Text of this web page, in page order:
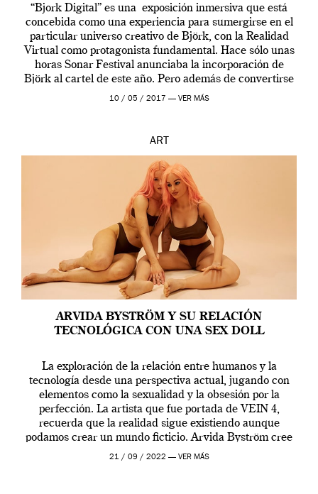
“Bjork Digital” es una exposición inmersiva que está
concebida como una experiencia para sumergirse en el
particular universo creativo de Björk, con la Realidad
Virtual como protagonista fundamental. Hace sólo unas
horas Sonar Festival anunciaba la incorporación de
Björk al cartel de este año. Pero además de convertirse
en una de las actuaciones más relevantes […]
10 / 05 / 2017 — VER MÁS
ART
ARVIDA BYSTRÖM Y SU RELACIÓN
TECNOLÓGICA CON UNA SEX DOLL
La exploración de la relación entre humanos y la
tecnología desde una perspectiva actual, jugando con
elementos como la sexualidad y la obsesión por la
perfección. La artista que fue portada de VEIN 4,
recuerda que la realidad sigue existiendo aunque
podamos crear un mundo ficticio. Arvida Byström cree
que los humanos tienen un complejo […]
21 / 09 / 2022 — VER MÁS